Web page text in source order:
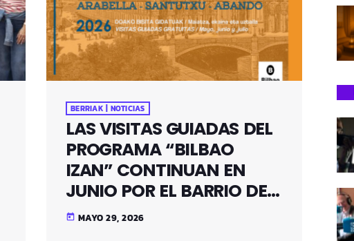
BERRIAK | NOTICIAS
LAS VISITAS GUIADAS DEL
PROGRAMA “BILBAO
IZAN” CONTINUAN EN
JUNIO POR EL BARRIO DE
SANTUTXU
today MAYO 29, 2026